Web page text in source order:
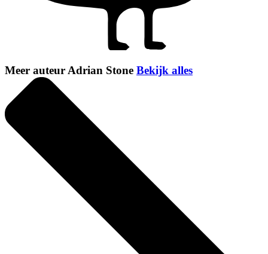
Meer auteur Adrian Stone Bekijk alles